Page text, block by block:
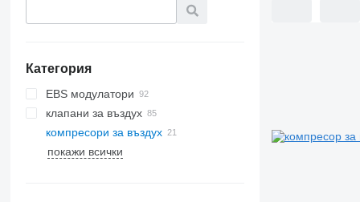
Категория
EBS модулатори
клапани за въздух
компресори за въздух
покажи всички